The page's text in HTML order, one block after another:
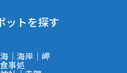
ットを探す
海｜海岸｜岬
食事処